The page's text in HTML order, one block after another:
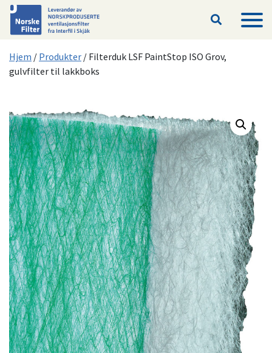
Hjem / Produkter / Filterduk LSF PaintStop ISO Grov,
gulvfilter til lakkboks